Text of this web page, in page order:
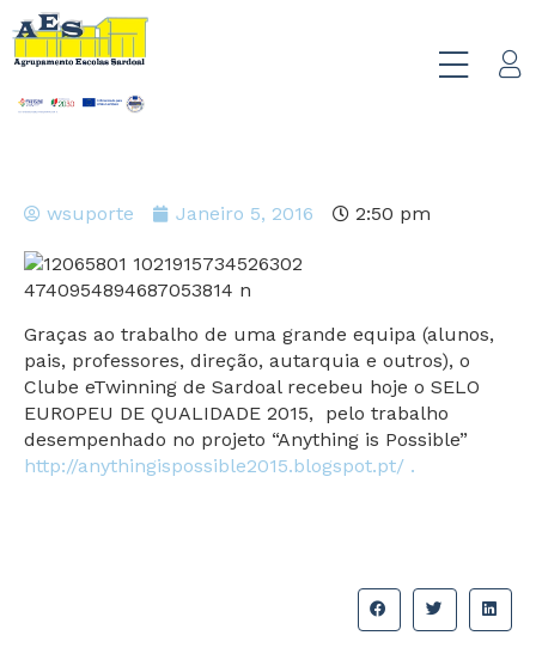
wsuporte Janeiro 5, 2016 2:50 pm
Graças ao trabalho de uma grande equipa (alunos,
pais, professores, direção, autarquia e outros), o
Clube eTwinning de Sardoal recebeu hoje o SELO
EUROPEU DE QUALIDADE 2015, pelo trabalho
desempenhado no projeto “Anything is Possible”
http://anythingispossible2015.blogspot.pt/ .